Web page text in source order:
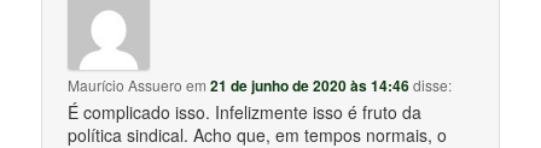
Maurício Assuero em21 de junho de 2020 às 14:46disse:
É complicado isso. Infelizmente isso é fruto da
política sindical. Acho que, em tempos normais, o